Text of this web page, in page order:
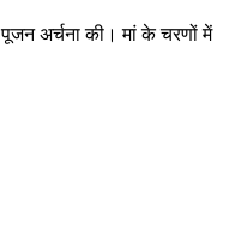
पूजन अर्चना की। मां के चरणों में